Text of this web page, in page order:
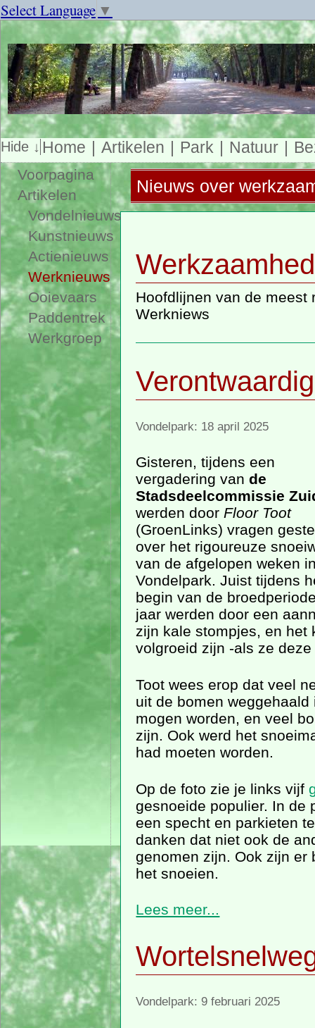
Select Language ▼
Home Artikelen Park Natuur
Voorpagina
Artikelen
Vondelnieuws
Kunstnieuws
Actienieuws
Werknieuws
Ooievaars
Paddentrek
Werkgroep
Nieuws over
Hoofdlijnen van de
Werkniews
Vondelpark: 18 april 2025
Gisteren, tijdens een
vergadering vande
Stadsdeelcommissie
werden door Floor Toot
(GroenLinks) vragen
over het rigoureuze
van de afgelopen weken
Vondelpark. Juist tijdens
begin van de
jaar werden door een
zijn kale stompjes, en het
volgroeid zijn -als ze
Toot wees erop dat veel
uit de bomen
mogen worden, en veel
zijn. Ook werd het
had moeten worden.
Op de foto zie je links vijf
gesnoeide populier. In de
een specht en parkieten
danken dat niet ook de
genomen zijn. Ook zijn er
het snoeien.
Lees meer...
Vondelpark: 9 februari 2025